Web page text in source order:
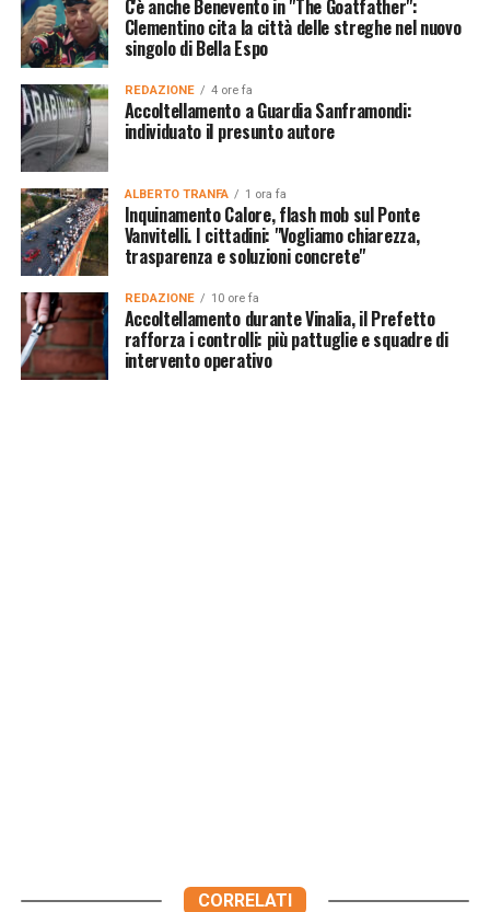
C'è anche Benevento in "The Goatfather":
Clementino cita la città delle streghe nel nuovo
singolo di Bella Espo
REDAZIONE 4 ore fa
Accoltellamento a Guardia Sanframondi:
individuato il presunto autore
ALBERTO TRANFA 1 ora fa
Inquinamento Calore, flash mob sul Ponte
Vanvitelli. I cittadini: "Vogliamo chiarezza,
trasparenza e soluzioni concrete"
REDAZIONE 10 ore fa
Accoltellamento durante Vinalia, il Prefetto
rafforza i controlli: più pattuglie e squadre di
intervento operativo
CORRELATI